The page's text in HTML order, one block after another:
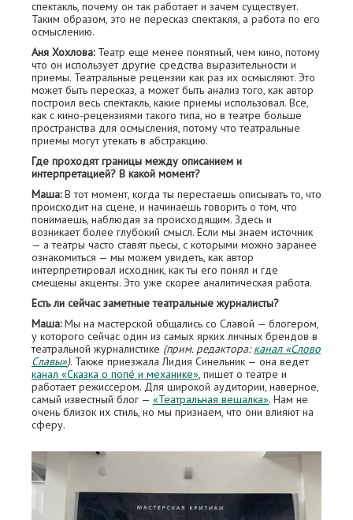
спектакль, почему он так работает и зачем существует.
Таким образом, это не пересказ спектакля, а работа по его
осмыслению.
Аня Хохлова:Театр еще менее понятный, чем кино, потому
что он использует другие средства выразительности и
приемы. Театральные рецензии как раз их осмысляют. Это
может быть пересказ, а может быть анализ того, как автор
построил весь спектакль, какие приемы использовал. Все,
как с кино-рецензиями такого типа, но в театре больше
пространства для осмысления, потому что театральные
приемы могут утекать в абстракцию.
Где проходят границы между описанием и
интерпретацией? В какой момент?
Маша:В тот момент, когда ты перестаешь описывать то, что
происходит на сцене, и начинаешь говорить о том, что
понимаешь, наблюдая за происходящим. Здесь и
возникает более глубокий смысл. Если мы знаем источник
— а театры часто ставят пьесы, с которыми можно заранее
ознакомиться — мы можем увидеть, как автор
интерпретировал исходник, как ты его понял и где
смещены акценты. Это уже скорее аналитическая работа.
Есть ли сейчас заметные театральные журналисты?
Маша:Мы на мастерской общались со Славой — блогером,
у которого сейчас один из самых ярких личных брендов в
театральной журналистике (прим. редактора:канал «Слово
Славы»). Также приезжала Лидия Синельник — она ведет
канал «Сказка о попé и механике», пишет о театре и
работает режиссером. Для широкой аудитории, наверное,
самый известный блог — «Театральная вешалка». Нам не
очень близок их стиль, но мы признаем, что они влияют на
сферу.